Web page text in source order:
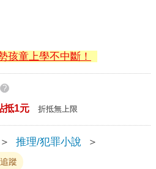
孩童上學不中斷！
?
抵1元 折抵無上限
＞ 推理/犯罪小說
＞
追蹤